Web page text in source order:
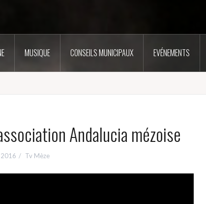
MUSIQUE CONSEILS MUNICIPAUX EVÉNEMENTS
Andalucia mézoise
Tv Mèze